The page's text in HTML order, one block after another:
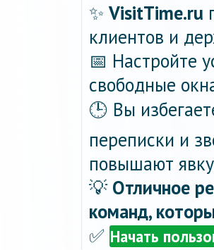
✨ VisitTime.ru
клиентов и
📅 Настройте
свободные
🕒 Вы
переписки и
повышают
💡 Отличное
команд,
✅ Начать